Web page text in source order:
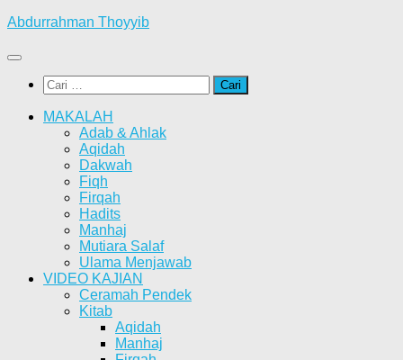
Skip
content
Abdurrahman Thoyyib
Cari
untuk:
MAKALAH
Adab & Ahlak
Aqidah
Dakwah
Fiqh
Firqah
Hadits
Manhaj
Mutiara Salaf
Ulama Menjawab
VIDEO KAJIAN
Ceramah Pendek
Kitab
Aqidah
Manhaj